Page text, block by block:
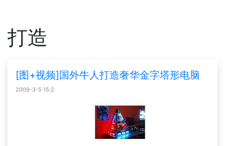
打造
[图+视频]国外牛人打造奢华金字塔形电脑
2009-3-5 15:2